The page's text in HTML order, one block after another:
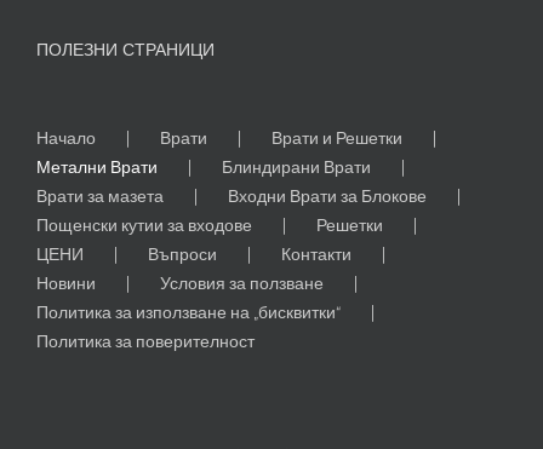
ПОЛЕЗНИ СТРАНИЦИ
Начало Врати
Врати и Решетки
Метални Врати
Блиндирани Врати
Врати за мазета
Входни Врати за Блокове
Пощенски кутии за входове
Решетки
ЦЕНИ
Въпроси
Контакти
Новини
Условия за ползване
Политика за използване на „бисквитки“
Политика за поверителност